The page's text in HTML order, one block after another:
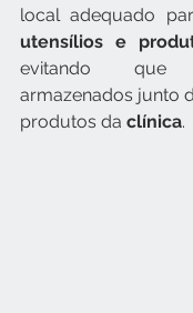
local adequado
utensílios e
evitando
armazenados junto
produtos da clínica.